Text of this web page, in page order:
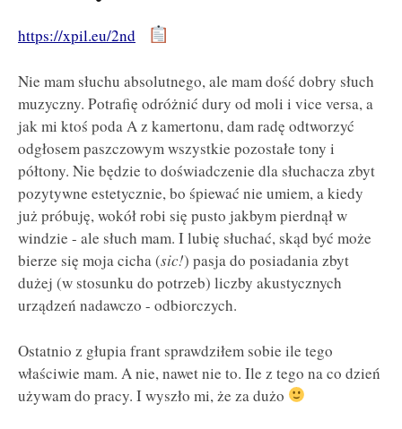
https://xpil.eu/2nd
Nie mam słuchu absolutnego, ale mam dość dobry słuch
muzyczny. Potrafię odróżnić dury od moli i vice versa, a
jak mi ktoś poda A z kamertonu, dam radę odtworzyć
odgłosem paszczowym wszystkie pozostałe tony i
półtony. Nie będzie to doświadczenie dla słuchacza zbyt
pozytywne estetycznie, bo śpiewać nie umiem, a kiedy
już próbuję, wokół robi się pusto jakbym pierdnął w
windzie - ale słuch mam. I lubię słuchać, skąd być może
bierze się moja cicha (sic!) pasja do posiadania zbyt
dużej (w stosunku do potrzeb) liczby akustycznych
urządzeń nadawczo - odbiorczych.
Ostatnio z głupia frant sprawdziłem sobie ile tego
właściwie mam. A nie, nawet nie to. Ile z tego na co dzień
używam do pracy. I wyszło mi, że za dużo